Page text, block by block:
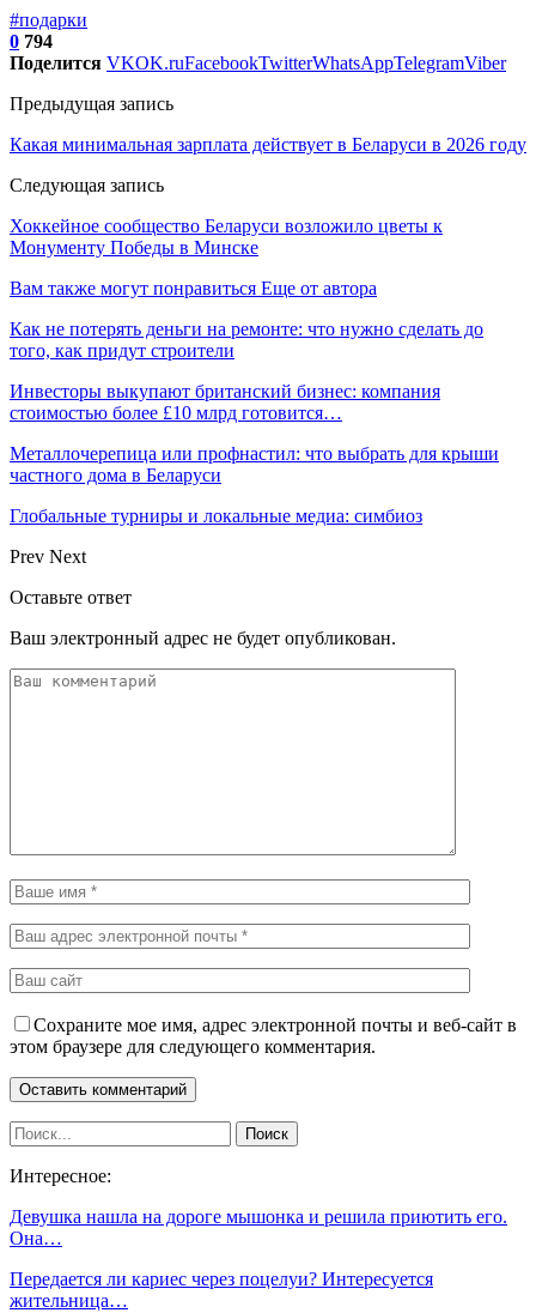
#подарки
0 794
Поделится VKOK.ruFacebookTwitterWhatsAppTelegramViber
Предыдущая запись
Какая минимальная зарплата действует в Беларуси в 2026 году
Следующая запись
Хоккейное сообщество Беларуси возложило цветы к
Монументу Победы в Минске
Вам также могут понравиться Еще от автора
Как не потерять деньги на ремонте: что нужно сделать до
того, как придут строители
Инвесторы выкупают британский бизнес: компания
стоимостью более £10 млрд готовится…
Металлочерепица или профнастил: что выбрать для крыши
частного дома в Беларуси
Глобальные турниры и локальные медиа: симбиоз
Prev Next
Оставьте ответ
Ваш электронный адрес не будет опубликован.
Сохраните мое имя, адрес электронной почты и веб-сайт в
этом браузере для следующего комментария.
Интересное:
Девушка нашла на дороге мышонка и решила приютить его.
Она…
Передается ли кариес через поцелуи? Интересуется
жительница…